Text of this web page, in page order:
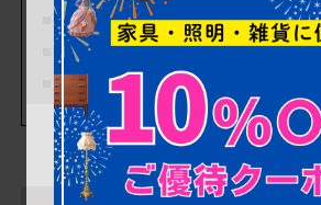
■棚幅 左右各 730mm
■棚底の奥行 各 485mm
■重量 約28kg